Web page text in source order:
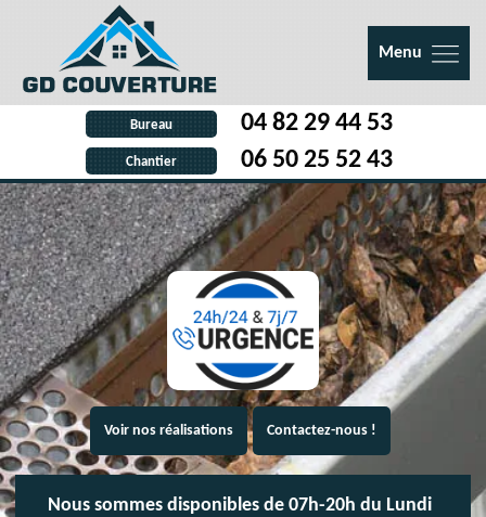
Menu
Bureau 04 82 29 44 53
Chantier 06 50 25 52 43
Voir nos réalisations Contactez-nous !
Nous sommes disponibles de 07h-20h du Lundi